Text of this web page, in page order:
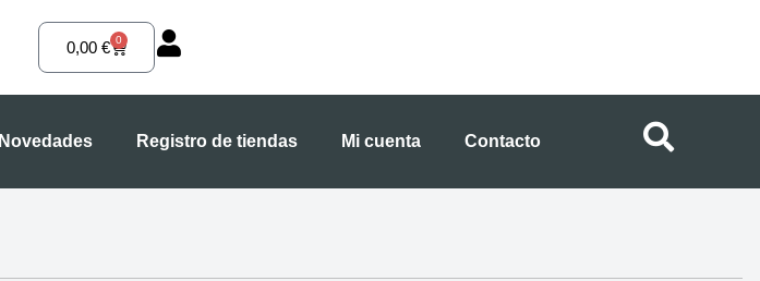
0,00 € 0
Carrito
Novedades Registro de tiendas Mi cuenta Contacto